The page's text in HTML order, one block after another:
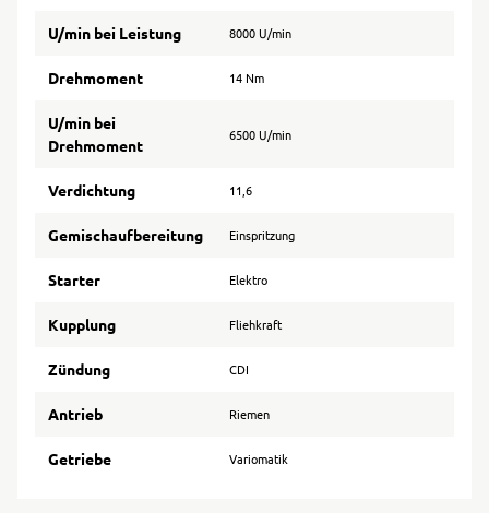
U/min bei Leistung 8000 U/min
Drehmoment 14 Nm
U/min bei
Drehmoment
6500 U/min
Verdichtung 11,6
Gemischaufbereitung Einspritzung
Starter Elektro
Kupplung Fliehkraft
Zündung CDI
Antrieb Riemen
Getriebe Variomatik